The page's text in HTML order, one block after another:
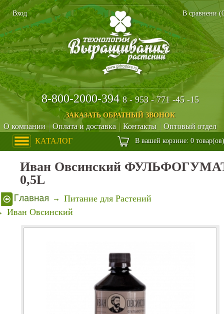
КАТАЛОГ В вашей корзине: 0 товар(ов)
8-800-2000-3948 - 953 - 771 -45 -15
ЗАКАЗАТЬ ОБРАТНЫЙ ЗВОНОК
О компании Оплата и доставка Контакты Оптовый отдел
В сравнени (
Вход
Иван Овсинский
0,5L
Питание для Растений
Иван Овсинский